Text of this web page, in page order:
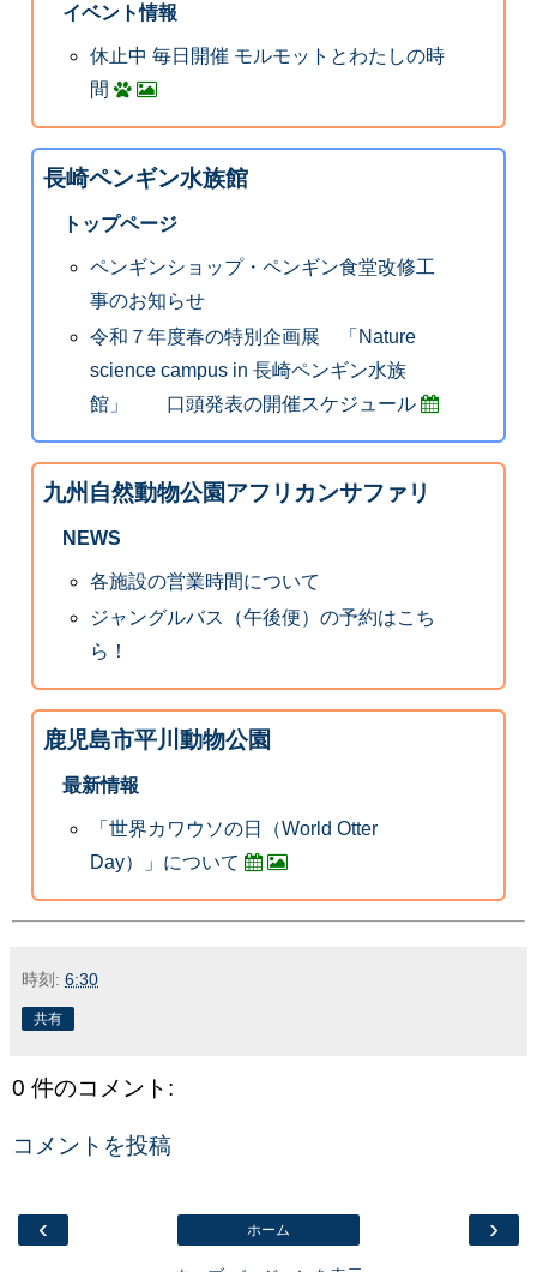
イベント情報
休止中 毎日開催 モルモットとわたしの時
間
長崎ペンギン水族館
トップページ
ペンギンショップ・ペンギン食堂改修工
事のお知らせ
令和７年度春の特別企画展 「Nature
science campus in 長崎ペンギン水族
館」 口頭発表の開催スケジュール
九州自然動物公園アフリカンサファリ
NEWS
各施設の営業時間について
ジャングルバス（午後便）の予約はこち
ら！
鹿児島市平川動物公園
最新情報
「世界カワウソの日（World Otter
Day）」について
時刻: 6:30
共有
0 件のコメント:
コメントを投稿
‹ ›
ホーム